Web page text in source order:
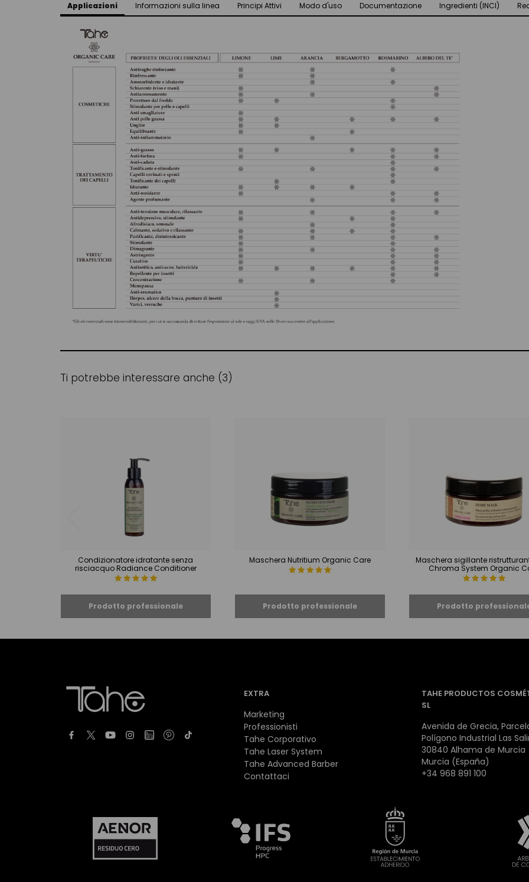
Applicazioni Informazioni sulla linea Principi Attivi Modo d'uso Documentazione Ingredienti (INCI)
Ti potrebbe interessare anche (3)
Condizionatore idratante senza
risciacquo Radiance Conditioner
Maschera Nutritium Organic Care
Maschera sigillante
Chroma System Organic
EXTRA
Marketing
Professionisti
Tahe Corporativo
Tahe Laser System
Tahe Advanced Barber
Contattaci
TAHE PRODUCTOS
SL
Avenida de Grecia,
Polígono Industrial Las
30840 Alhama de Murcia
Murcia (España)
+34 968 891 100